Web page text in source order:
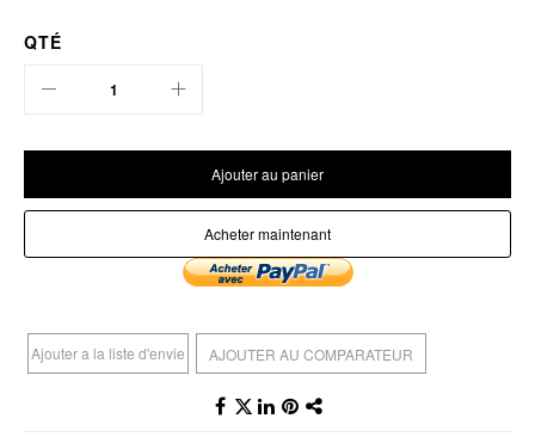
QTÉ
Ajouter au panier
Acheter maintenant
Ajouter a la liste d'envie AJOUTER AU COMPARATEUR